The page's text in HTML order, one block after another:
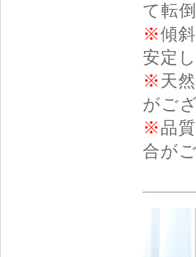
て転
※傾
安定
※ 天
がご
※品
合が